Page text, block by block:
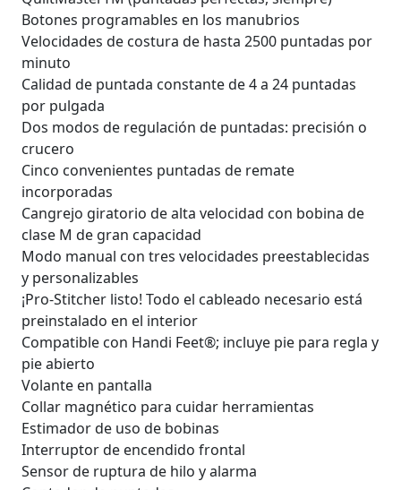
Botones programables en los manubrios
Velocidades de costura de hasta 2500 puntadas por
minuto
Calidad de puntada constante de 4 a 24 puntadas
por pulgada
Dos modos de regulación de puntadas: precisión o
crucero
Cinco convenientes puntadas de remate
incorporadas
Cangrejo giratorio de alta velocidad con bobina de
clase M de gran capacidad
Modo manual con tres velocidades preestablecidas
y personalizables
¡Pro-Stitcher listo! Todo el cableado necesario está
preinstalado en el interior
Compatible con Handi Feet®; incluye pie para regla y
pie abierto
Volante en pantalla
Collar magnético para cuidar herramientas
Estimador de uso de bobinas
Interruptor de encendido frontal
Sensor de ruptura de hilo y alarma